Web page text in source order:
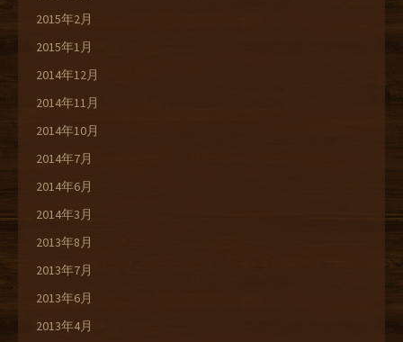
2015年2月
2015年1月
2014年12月
2014年11月
2014年10月
2014年7月
2014年6月
2014年3月
2013年8月
2013年7月
2013年6月
2013年4月